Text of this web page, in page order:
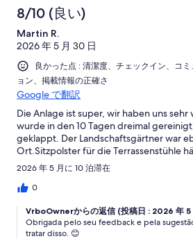
8/10 (良い)
Martin R.
2026 年 5 月 30 日
良かった点 : 清潔度、チェックイン、コ
ョン、掲載情報の正確さ
Google で翻訳
Die Anlage ist super, wir haben uns
wurde in den 10 Tagen dreimal
geklappt. Der Landschaftsgärtner war
Ort.Sitzpolster für die Terrassenstühle
2026 年 5 月に 10 泊滞在
0
VrboOwnerからの返信 (投稿日 : 2026 年 5
Obrigada pelo seu feedback e pela
tratar disso. 😊